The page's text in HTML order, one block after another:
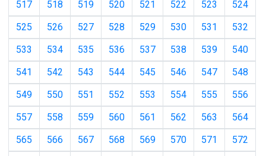
517 518 519 520 521 522 523
524
525
526 527 528 529 530 531
532
533
534 535 536 537 538 539
540
541
542 543 544 545 546 547
548
549
550 551 552 553 554 555
556
557
558 559 560 561 562 563
564
565
566 567 568 569 570 571
572